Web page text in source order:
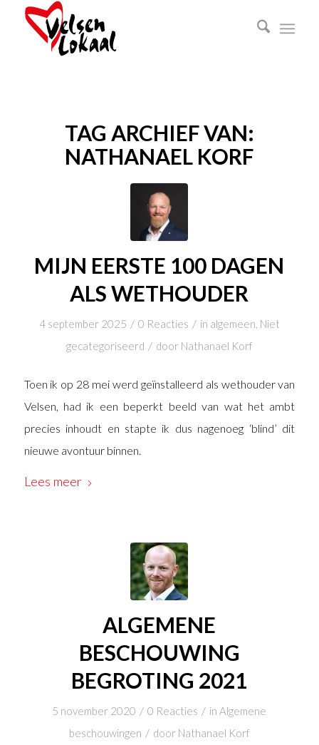
TAG ARCHIEF VAN:
NATHANAEL KORF
MIJN EERSTE 100 DAGEN
ALS WETHOUDER
4 september 2025 / 0 Reacties / in algemeen, Niet
gecategoriseerd / door Nathanael Korf
Toen ik op 28 mei werd geïnstalleerd als wethouder van
Velsen, had ik een beperkt beeld van wat het ambt
precies inhoudt en stapte ik dus nagenoeg ‘blind’ dit
nieuwe avontuur binnen.
Lees meer
ALGEMENE
BESCHOUWING
BEGROTING 2021
5 november 2020 / 0 Reacties / inAlgemene
beschouwingen / door Nathanael Korf